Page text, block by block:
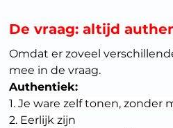
De vraag: altijd
Omdat er zoveel
mee in de vraag.
Authentiek:
1. Je ware zelf tonen, zonder
2. Eerlijk zijn